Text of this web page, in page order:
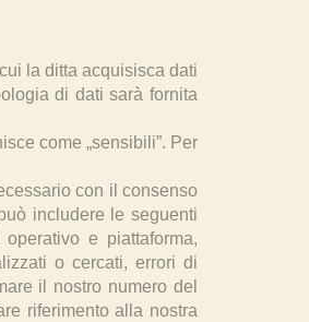
la ditta acquisisca dati
di dati sarà fornita
come „sensibili”. Per
con il consenso
includere le seguenti
e piattaforma,
o cercati, errori di
il nostro numero del
riferimento alla nostra